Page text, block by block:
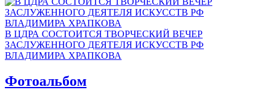
В ЦДРА СОСТОИТСЯ ТВОРЧЕСКИЙ ВЕЧЕР
ЗАСЛУЖЕННОГО ДЕЯТЕЛЯ ИСКУССТВ РФ
ВЛАДИМИРА ХРАПКОВА
Фотоальбом